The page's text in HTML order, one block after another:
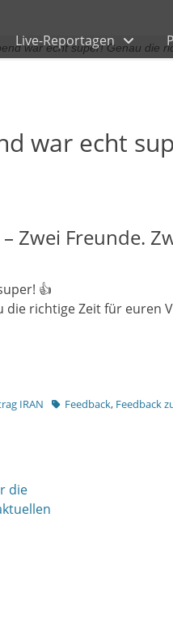
Live-Reportagen
war echt super! Genau die
war echt
Zwei Freunde.
👍
die richtige Zeit für
IRAN TagsFeedback, Feedback
die